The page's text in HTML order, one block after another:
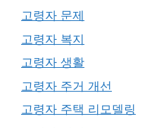
고령자 문제
고령자 복지
고령자 생활
고령자 주거 개선
고령자 주택 리모델링